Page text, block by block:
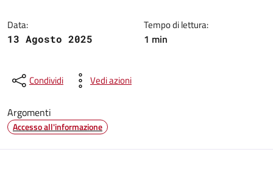
Data:
13 Agosto 2025
Tempo di lettura:
1 min
Condividi Vedi azioni
Argomenti
Accesso all'informazione